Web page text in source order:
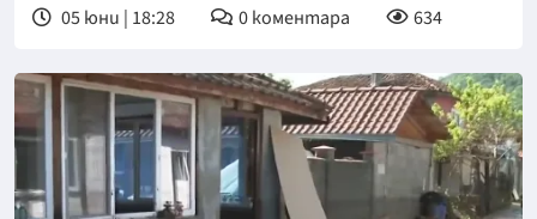
05 юни | 18:28 0коментара 634